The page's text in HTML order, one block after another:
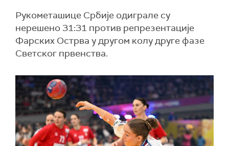
Рукометашице Србије одиграле су
нерешено 31:31 против репрезентације
Фарских Острва у другом колу друге фазе
Светског првенства.